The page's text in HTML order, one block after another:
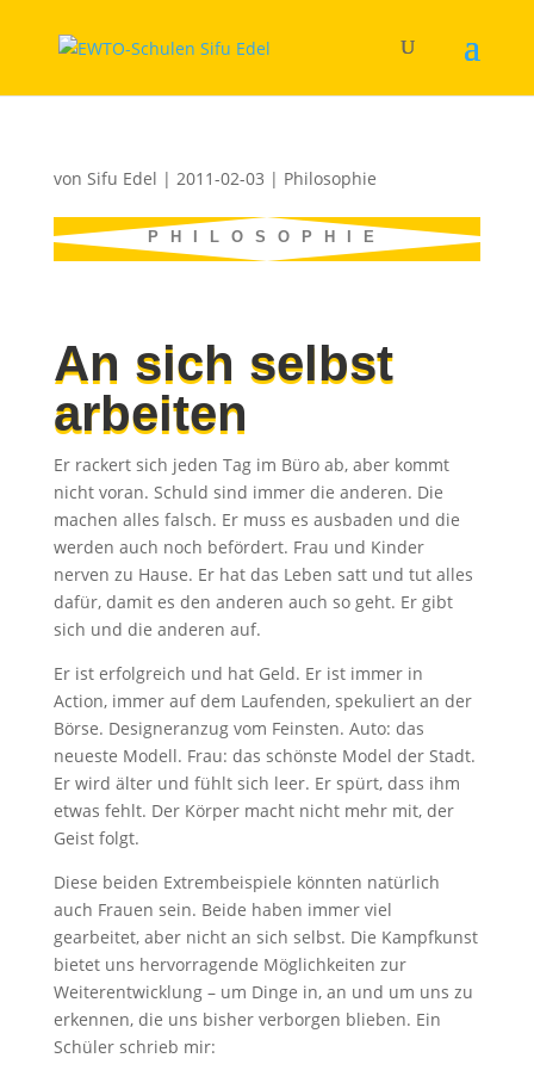
von Sifu Edel | 2011-02-03 | Philosophie
PHILOSOPHIE
An sich selbst
arbeiten
Er rackert sich jeden Tag im Büro ab, aber kommt
nicht voran. Schuld sind immer die anderen. Die
machen alles falsch. Er muss es ausbaden und die
werden auch noch befördert. Frau und Kinder
nerven zu Hause. Er hat das Leben satt und tut alles
dafür, damit es den anderen auch so geht. Er gibt
sich und die anderen auf.
Er ist erfolgreich und hat Geld. Er ist immer in
Action, immer auf dem Laufenden, spekuliert an der
Börse. Designeranzug vom Feinsten. Auto: das
neueste Modell. Frau: das schönste Model der Stadt.
Er wird älter und fühlt sich leer. Er spürt, dass ihm
etwas fehlt. Der Körper macht nicht mehr mit, der
Geist folgt.
Diese beiden Extrembeispiele könnten natürlich
auch Frauen sein. Beide haben immer viel
gearbeitet, aber nicht an sich selbst. Die Kampfkunst
bietet uns hervorragende Möglichkeiten zur
Weiterentwicklung – um Dinge in, an und um uns zu
erkennen, die uns bisher verborgen blieben. Ein
Schüler schrieb mir: